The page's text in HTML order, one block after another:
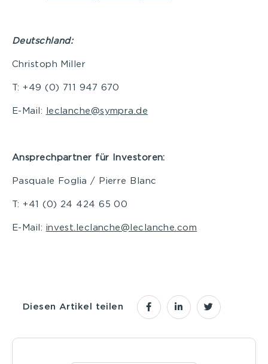
Deutschland:
Christoph Miller
T: +49 (0) 711 947 670
E-Mail: leclanche@sympra.de
Ansprechpartner für Investoren:
Pasquale Foglia / Pierre Blanc
T: +41 (0) 24 424 65 00
E-Mail: invest.leclanche@leclanche.com
Diesen Artikel teilen